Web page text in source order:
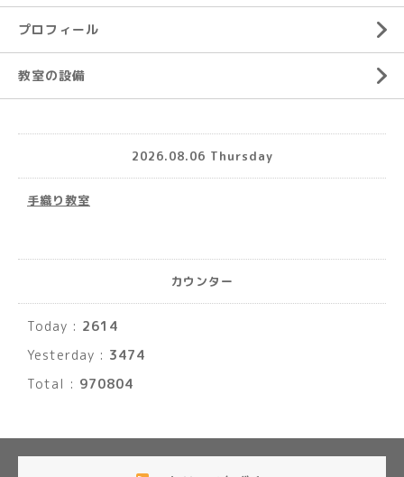
プロフィール
教室の設備
2026.08.06 Thursday
手織り教室
カウンター
Today : 2614
Yesterday : 3474
Total : 970804